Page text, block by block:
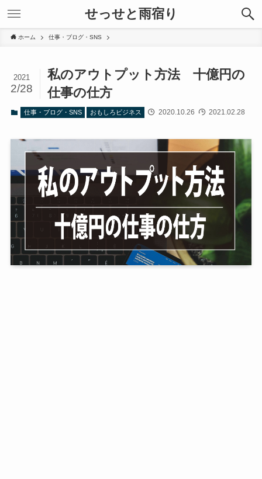
せっせと雨宿り
ホーム 仕事・ブログ・SNS
私のアウトプット方法 十億円の
仕事の仕方
2021
2/28
仕事・ブログ・SNS おもしろビジネス 2020.10.26 2021.02.28